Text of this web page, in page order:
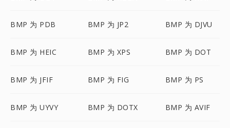
BMP 为 PDB BMP 为 JP2 BMP 为 DJVU
BMP 为 HEIC BMP 为 XPS BMP 为 DOT
BMP 为 JFIF BMP 为 FIG BMP 为 PS
BMP 为 UYVY BMP 为 DOTX BMP 为 AVIF